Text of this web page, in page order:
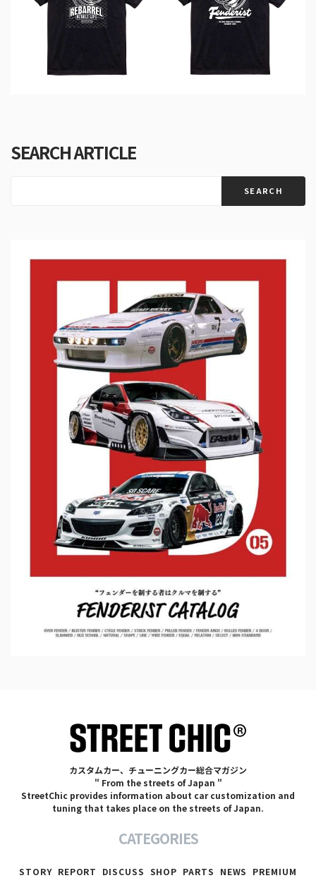
SEARCH ARTICLE
SEARCH
カスタムカー、チューニングカー総合マガジン
" From the streets of Japan "
StreetChic provides information about car customization and
tuning that takes place on the streets of Japan.
CATEGORIES
STORY REPORT DISCUSS SHOP PARTS NEWS PREMIUM